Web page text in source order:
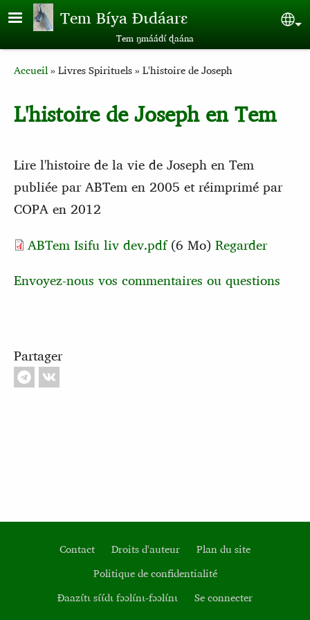
Aller au contenu principal
Tem Bíya Ɖɩdáarɛ
Tem ŋmáádɩ́ ɖaána
Breadcrumb
Accueil Livres Spirituels L'histoire de Joseph
L'histoire de Joseph en Tem
Lire l'histoire de la vie de Joseph en Tem
publiée par ABTem en 2005 et réimprimé par
COPA en 2012
ABTem Isifu liv dev.pdf(6 Mo) Regarder
Envoyez-nous vos commentaires ou questions
Partager
Footer
Contact Droits d'auteur
Plan du site
Politique de confidentialité
Ɖaazɩ́tɩ sɩ́ɩ́dɩ fɔɔlɩ́nɩ‑fɔɔlɩ́nɩ
Se connecter